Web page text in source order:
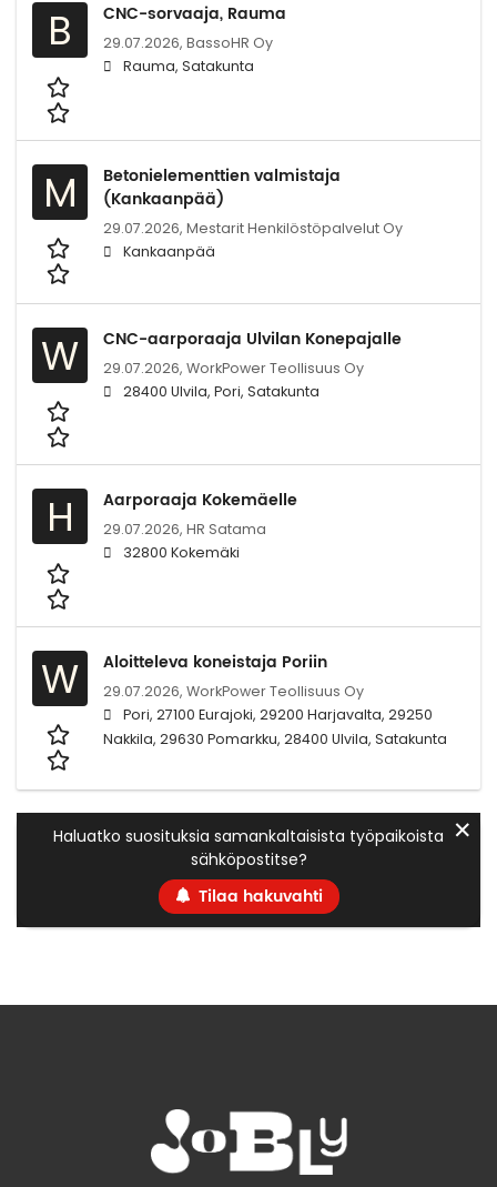
B CNC-sorvaaja, Rauma
29.07.2026, BassoHR Oy
Rauma, Satakunta
M
Betonielementtien valmistaja
(Kankaanpää)
29.07.2026, Mestarit Henkilöstöpalvelut Oy
Kankaanpää
W CNC-aarporaaja Ulvilan Konepajalle
29.07.2026, WorkPower Teollisuus Oy
28400 Ulvila, Pori, Satakunta
H Aarporaaja Kokemäelle
29.07.2026, HR Satama
32800 Kokemäki
W Aloitteleva koneistaja Poriin
29.07.2026, WorkPower Teollisuus Oy
Pori, 27100 Eurajoki, 29200 Harjavalta, 29250
Nakkila, 29630 Pomarkku, 28400 Ulvila, Satakunta
Haluatko suosituksia samankaltaisista työpaikoista
sähköpostitse?
Tilaa hakuvahti
✕